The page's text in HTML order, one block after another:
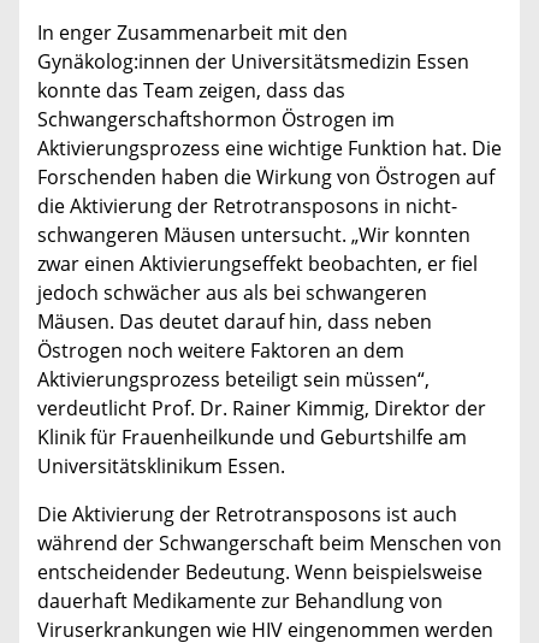
In enger Zusammenarbeit mit den
Gynäkolog:innen der Universitätsmedizin Essen
konnte das Team zeigen, dass das
Schwangerschaftshormon Östrogen im
Aktivierungsprozess eine wichtige Funktion hat. Die
Forschenden haben die Wirkung von Östrogen auf
die Aktivierung der Retrotransposons in nicht-
schwangeren Mäusen untersucht. „Wir konnten
zwar einen Aktivierungseffekt beobachten, er fiel
jedoch schwächer aus als bei schwangeren
Mäusen. Das deutet darauf hin, dass neben
Östrogen noch weitere Faktoren an dem
Aktivierungsprozess beteiligt sein müssen“,
verdeutlicht Prof. Dr. Rainer Kimmig, Direktor der
Klinik für Frauenheilkunde und Geburtshilfe am
Universitätsklinikum Essen.
Die Aktivierung der Retrotransposons ist auch
während der Schwangerschaft beim Menschen von
entscheidender Bedeutung. Wenn beispielsweise
dauerhaft Medikamente zur Behandlung von
Viruserkrankungen wie HIV eingenommen werden